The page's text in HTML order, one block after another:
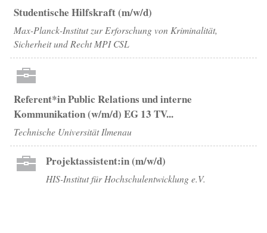
Studentische Hilfskraft (m/w/d)
Max-Planck-Institut zur Erforschung von Kriminalität,
Sicherheit und Recht MPI CSL
Referent*in Public Relations und interne
Kommunikation (w/m/d) EG 13 TV...
Technische Universität Ilmenau
Projektassistent:in (m/w/d)
HIS-Institut für Hochschulentwicklung e.V.